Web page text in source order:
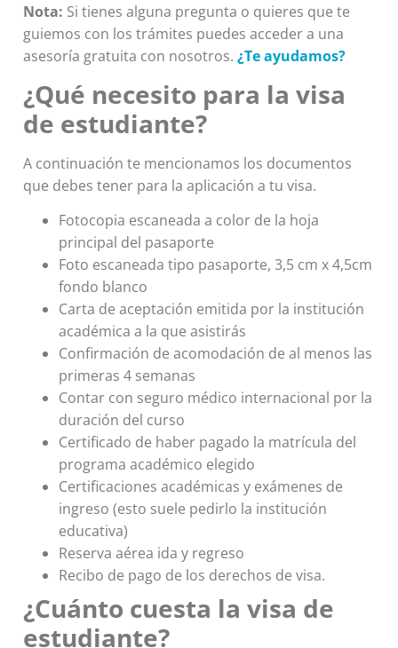
Nota: Si tienes alguna pregunta o quieres que te
guiemos con los trámites puedes acceder a una
asesoría gratuita con nosotros.¿Te ayudamos?
¿Qué necesito para la visa
de estudiante?
A continuación te mencionamos los documentos
que debes tener para la aplicación a tu visa.
Fotocopia escaneada a color de la hoja
principal del pasaporte
Foto escaneada tipo pasaporte, 3,5 cm x 4,5cm
fondo blanco
Carta de aceptación emitida por la institución
académica a la que asistirás
Confirmación de acomodación de al menos las
primeras 4 semanas
Contar con seguro médico internacional por la
duración del curso
Certificado de haber pagado la matrícula del
programa académico elegido
Certificaciones académicas y exámenes de
ingreso (esto suele pedirlo la institución
educativa)
Reserva aérea ida y regreso
Recibo de pago de los derechos de visa.
¿Cuánto cuesta la visa de
estudiante?